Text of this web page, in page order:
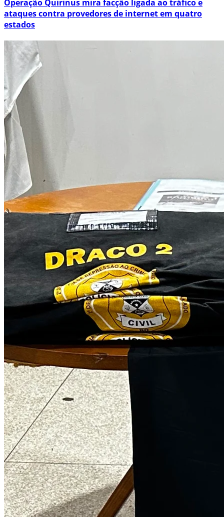
Operação Quirinus mira facção ligada ao tráfico e
ataques contra provedores de internet em quatro
estados